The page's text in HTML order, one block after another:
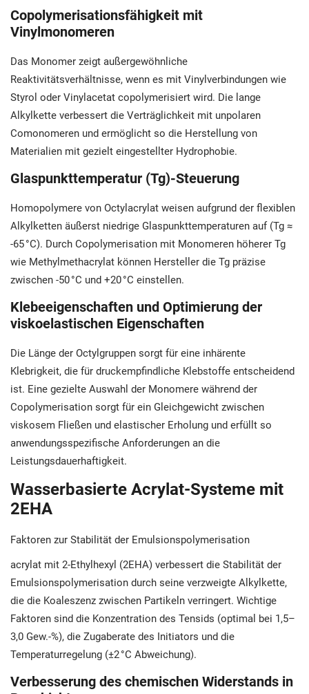
Copolymerisationsfähigkeit mit
Vinylmonomeren
Das Monomer zeigt außergewöhnliche
Reaktivitätsverhältnisse, wenn es mit Vinylverbindungen wie
Styrol oder Vinylacetat copolymerisiert wird. Die lange
Alkylkette verbessert die Verträglichkeit mit unpolaren
Comonomeren und ermöglicht so die Herstellung von
Materialien mit gezielt eingestellter Hydrophobie.
Glaspunkttemperatur (Tg)-Steuerung
Homopolymere von Octylacrylat weisen aufgrund der flexiblen
Alkylketten äußerst niedrige Glaspunkttemperaturen auf (Tg ≈
-65 °C). Durch Copolymerisation mit Monomeren höherer Tg
wie Methylmethacrylat können Hersteller die Tg präzise
zwischen -50 °C und +20 °C einstellen.
Klebeeigenschaften und Optimierung der
viskoelastischen Eigenschaften
Die Länge der Octylgruppen sorgt für eine inhärente
Klebrigkeit, die für druckempfindliche Klebstoffe entscheidend
ist. Eine gezielte Auswahl der Monomere während der
Copolymerisation sorgt für ein Gleichgewicht zwischen
viskosem Fließen und elastischer Erholung und erfüllt so
anwendungsspezifische Anforderungen an die
Leistungsdauerhaftigkeit.
Wasserbasierte Acrylat-Systeme mit
2EHA
Faktoren zur Stabilität der Emulsionspolymerisation
acrylat mit 2-Ethylhexyl (2EHA) verbessert die Stabilität der
Emulsionspolymerisation durch seine verzweigte Alkylkette,
die die Koaleszenz zwischen Partikeln verringert. Wichtige
Faktoren sind die Konzentration des Tensids (optimal bei 1,5–
3,0 Gew.-%), die Zugaberate des Initiators und die
Temperaturregelung (±2 °C Abweichung).
Verbesserung des chemischen Widerstands in